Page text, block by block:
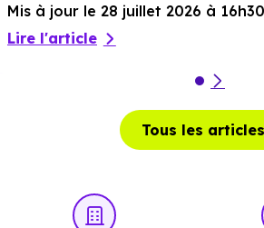
Mis à jour le 28 juillet 2026 à 16h30
Lire l'article
Tous les articles